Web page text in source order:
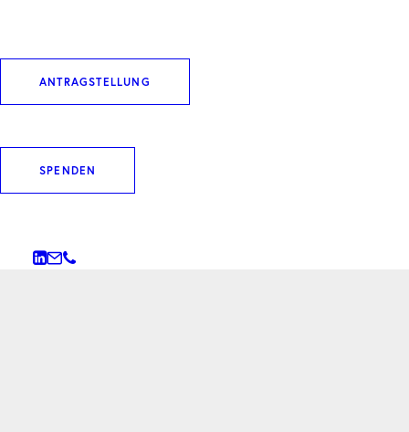
ANTRAGSTELLUNG
SPENDEN